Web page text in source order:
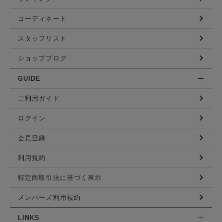
コーディネート
スタッフリスト
ショップブログ
GUIDE
ご利用ガイド
ログイン
会員登録
利用規約
特定商取引法に基づく表示
メンバーズ利用規約
LINKS